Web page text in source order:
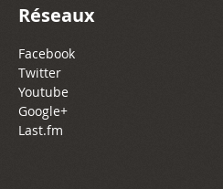
Réseaux
Facebook
Twitter
Youtube
Google+
Last.fm